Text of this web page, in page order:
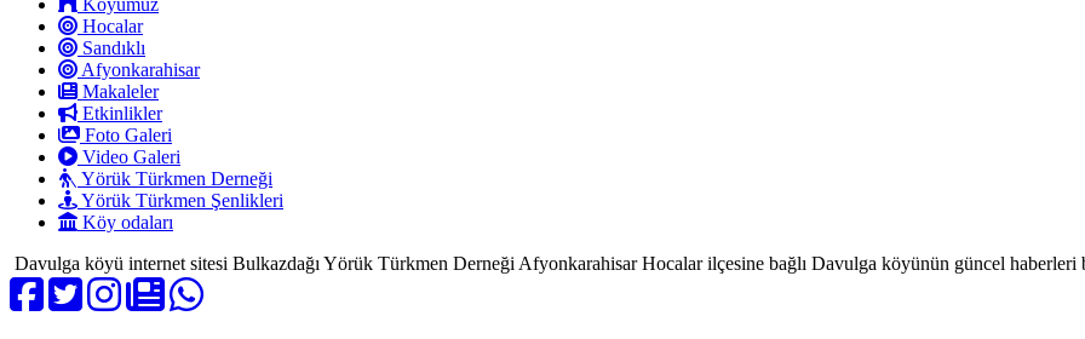
Köyümüz
Hocalar
Sandıklı
Afyonkarahisar
Makaleler
Etkinlikler
Foto Galeri
Video Galeri
Yörük Türkmen Derneği
Yörük Türkmen Şenlikleri
Köy odaları
Davulga köyü internet sitesi Bulkazdağı Yörük Türkmen Derneği Afyonkarahisar Hocalar ilçesine bağlı Davulga köyünün güncel haberleri